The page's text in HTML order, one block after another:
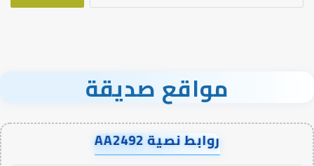
مواقع صديقة
روابط نصية AA2492